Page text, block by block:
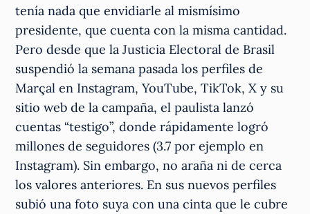
tenía nada que envidiarle al mismísimo
presidente, que cuenta con la misma cantidad.
Pero desde que la Justicia Electoral de Brasil
suspendió la semana pasada los perfiles de
Marçal en Instagram, YouTube, TikTok, X y su
sitio web de la campaña, el paulista lanzó
cuentas “testigo”, donde rápidamente logró
millones de seguidores (3.7 por ejemplo en
Instagram). Sin embargo, no araña ni de cerca
los valores anteriores. En sus nuevos perfiles
subió una foto suya con una cinta que le cubre